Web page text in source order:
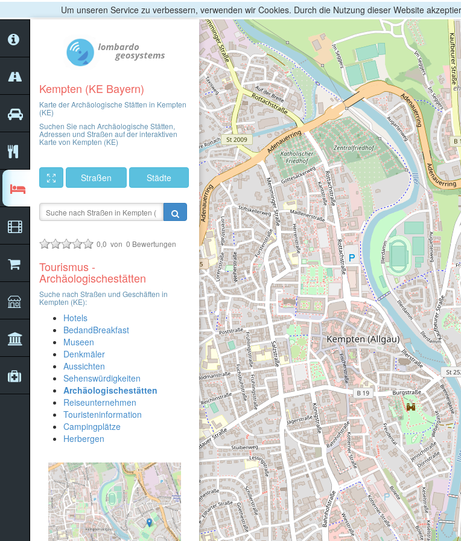
Um unseren Service zu verbessern, verwenden wir Cookies. Durch die Nutzung dieser Website
Kempten (KE Bayern)
Karte der Archäologische Stätten in Kempten
(KE)
Suchen Sie nach Archäologische Stätten,
Adressen und Straßen auf der interaktiven
Karte von Kempten (KE)
Straßen Städte
0,0 von 0 Bewertungen
Tourismus -
Archäologischestätten
Suche nach Straßen und Geschäften in
Kempten (KE):
Hotels
BedandBreakfast
Museen
Denkmäler
Aussichten
Sehenswürdigkeiten
Archäologischestätten
Reiseunternehmen
Touristeninformation
Campingplätze
Herbergen